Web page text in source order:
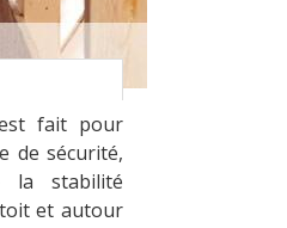
fait pour
de sécurité,
la stabilité
et autour